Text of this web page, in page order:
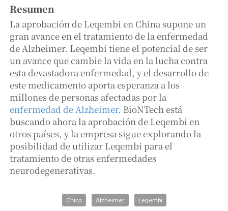
Resumen
La aprobación de Leqembi en China supone un
gran avance en el tratamiento de la enfermedad
de Alzheimer. Leqembi tiene el potencial de ser
un avance que cambie la vida en la lucha contra
esta devastadora enfermedad, y el desarrollo de
este medicamento aporta esperanza a los
millones de personas afectadas por la
enfermedad de Alzheimer. BioNTech está
buscando ahora la aprobación de Leqembi en
otros países, y la empresa sigue explorando la
posibilidad de utilizar Leqembi para el
tratamiento de otras enfermedades
neurodegenerativas.
China Alzheimer Leqembi